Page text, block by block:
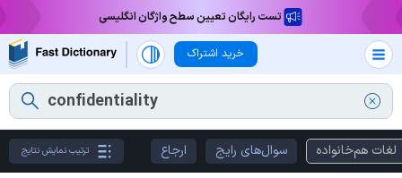
تست رایگان تعیین سطح واژگان انگلیسی
خرید اشتراک
لغات هم‌خانواده سوال‌های رایج ارجاع ترتیب نمایش نتایج